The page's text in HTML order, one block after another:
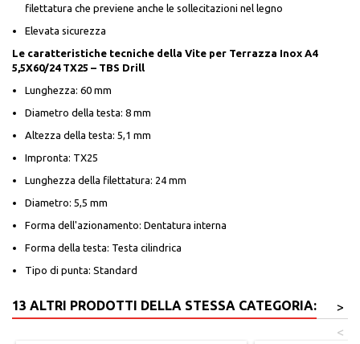
filettatura che previene anche le sollecitazioni nel legno
Elevata sicurezza
Le caratteristiche tecniche della Vite per Terrazza Inox A4
5,5X60/24 TX25 – TBS Drill
Lunghezza: 60 mm
Diametro della testa: 8 mm
Altezza della testa: 5,1 mm
Impronta: TX25
Lunghezza della filettatura: 24 mm
Diametro: 5,5 mm
Forma dell'azionamento: Dentatura interna
Forma della testa: Testa cilindrica
Tipo di punta: Standard
13 ALTRI PRODOTTI DELLA STESSA CATEGORIA:
>
<